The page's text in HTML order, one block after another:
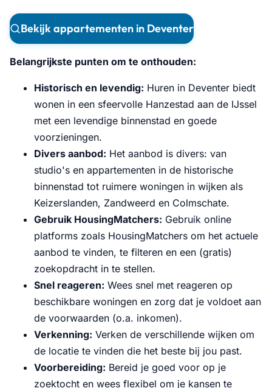
Bekijk appartementen in Deventer
Belangrijkste punten om te onthouden:
Historisch en levendig: Huren in Deventer biedt
wonen in een sfeervolle Hanzestad aan de IJssel
met een levendige binnenstad en goede
voorzieningen.
Divers aanbod: Het aanbod is divers: van
studio's en appartementen in de historische
binnenstad tot ruimere woningen in wijken als
Keizerslanden, Zandweerd en Colmschate.
Gebruik HousingMatchers: Gebruik online
platforms zoals HousingMatchers om het actuele
aanbod te vinden, te filteren en een (gratis)
zoekopdracht in te stellen.
Snel reageren: Wees snel met reageren op
beschikbare woningen en zorg dat je voldoet aan
de voorwaarden (o.a. inkomen).
Verkenning: Verken de verschillende wijken om
de locatie te vinden die het beste bij jou past.
Voorbereiding: Bereid je goed voor op je
zoektocht en wees flexibel om je kansen te